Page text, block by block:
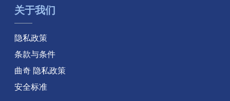
关于我们
隐私政策
条款与条件
曲奇 隐私政策
安全标准